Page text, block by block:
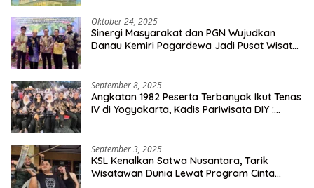
Oktober 24, 2025
Sinergi Masyarakat dan PGN Wujudkan
Danau Kemiri Pagardewa Jadi Pusat Wisata
September 8, 2025
Angkatan 1982 Peserta Terbanyak Ikut Tenas
IV di Yogyakarta, Kadis Pariwisata DIY :
September 3, 2025
KSL Kenalkan Satwa Nusantara, Tarik
Wisatawan Dunia Lewat Program Cinta